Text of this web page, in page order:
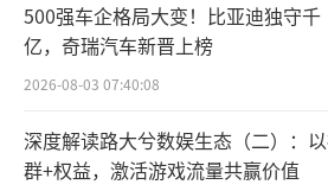
500强车企格局大变！比亚迪独守千
亿，奇瑞汽车新晋上榜
2026-08-03 07:40:08
深度解读路大兮数娱生态（二）：
群+权益，激活游戏流量共赢价值